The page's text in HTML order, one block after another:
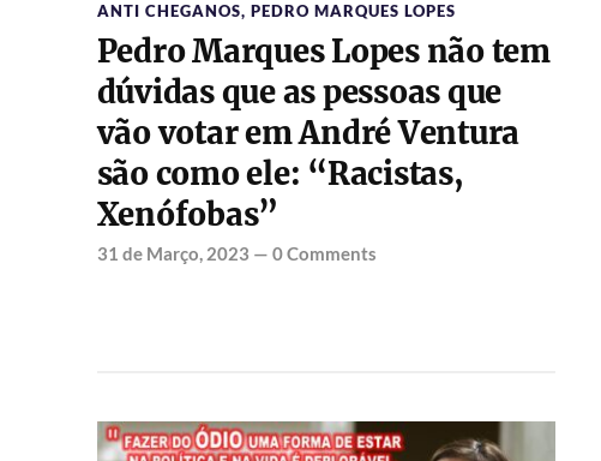
ANTI CHEGANOS, PEDRO MARQUES LOPES
Pedro Marques Lopes não tem
dúvidas que as pessoas que
vão votar em André Ventura
são como ele: “Racistas,
Xenófobas”
31 de Março, 2023 — 0 Comments